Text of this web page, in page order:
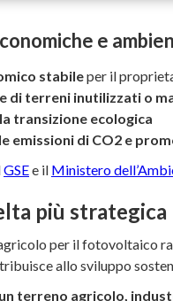
e
stabileper il
di terreni inutilizzati o
transizione ecologica
emissioni di CO2 e
GSEe il Ministero
più strategica
per il fotovoltaico
allo sviluppo
terreno agricolo,